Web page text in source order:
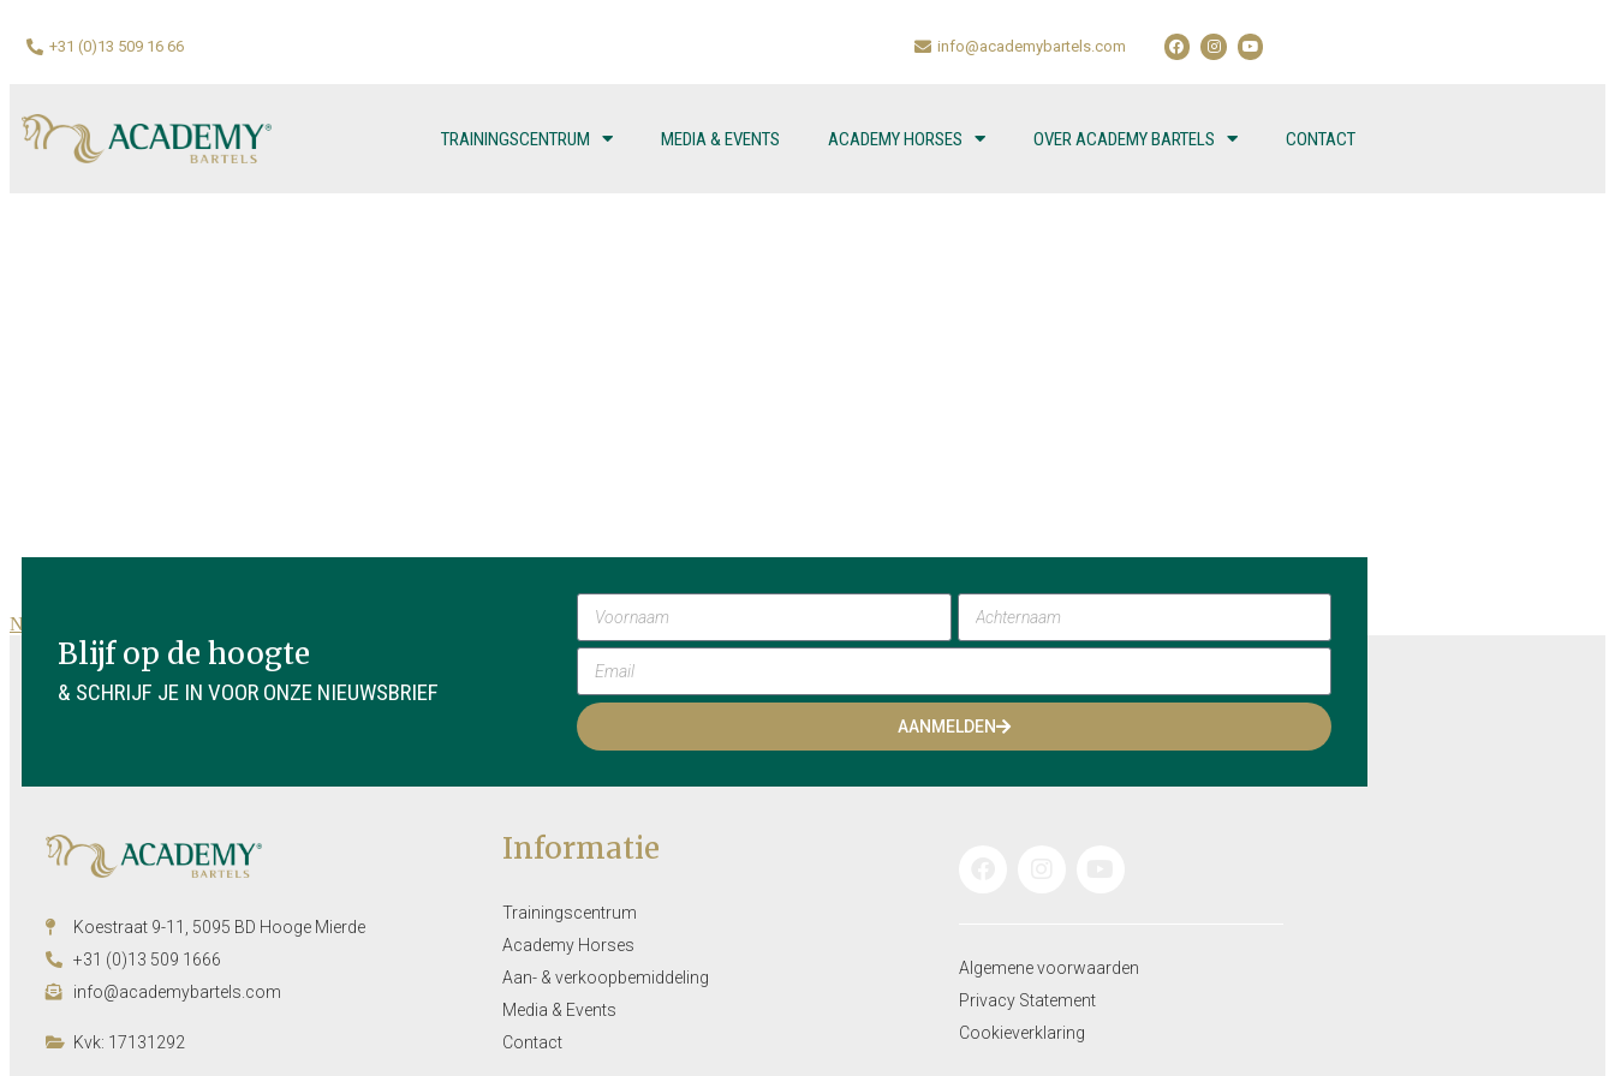
+31 (0)13 509 16 66 info@academybartels.com
TRAININGSCENTRUM MEDIA & EVENTS ACADEMY HORSES OVER ACADEMY BARTELS CONTACT
Naar nieuwsoverzicht
Blijf op de hoogte
& SCHRIJF JE IN VOOR ONZE NIEUWSBRIEF
AANMELDEN
Koestraat 9-11, 5095 BD Hooge Mierde
+31 (0)13 509 1666
info@academybartels.com
Kvk: 17131292
Informatie
Trainingscentrum
Academy Horses
Aan- & verkoopbemiddeling
Media & Events
Contact
Algemene voorwaarden
Privacy Statement
Cookieverklaring